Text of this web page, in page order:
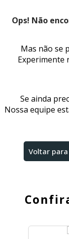
Limpeza
Ops! Não
Mas não se
Experimente
Se ainda
Nossa equipe
Voltar